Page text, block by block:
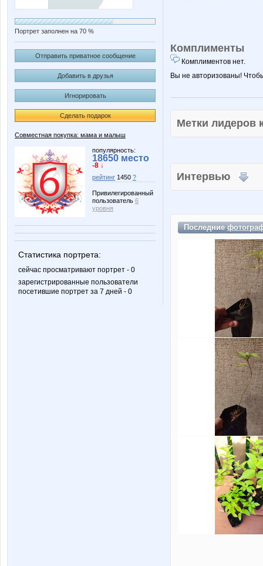
Портрет заполнен на 70 %
Отправить приватное сообщение
Добавить в друзья
Игнорировать
Сделать подарок
Совместная покупка: мама и малыш
популярность:
18650 место
-8 ↓
рейтинг 1450 ?
Привилегированный
пользователь 6
уровня
Статистика портрета:
сейчас просматривают портрет - 0
зарегистрированные пользователи
посетившие портрет за 7 дней - 0
Комплименты
Комплиментов нет.
Вы не авторизованы!
Метки
Интервью
Последние